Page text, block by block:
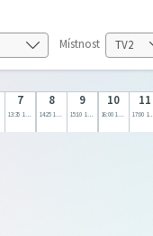
Místnost
7
13:35 14:20
8
14:25 15:10
9
15:10 16:00
10
16:00 17:00
11
17:00